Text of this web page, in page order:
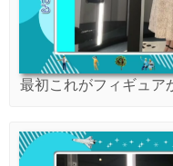
最初これがフィギュア